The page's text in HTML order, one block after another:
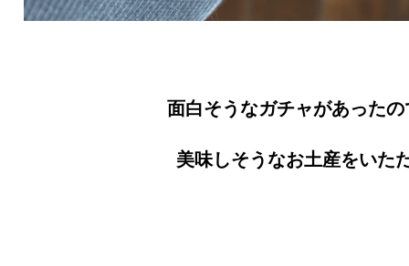
面白そうなガチャがあった
美味しそうなお土産をいた